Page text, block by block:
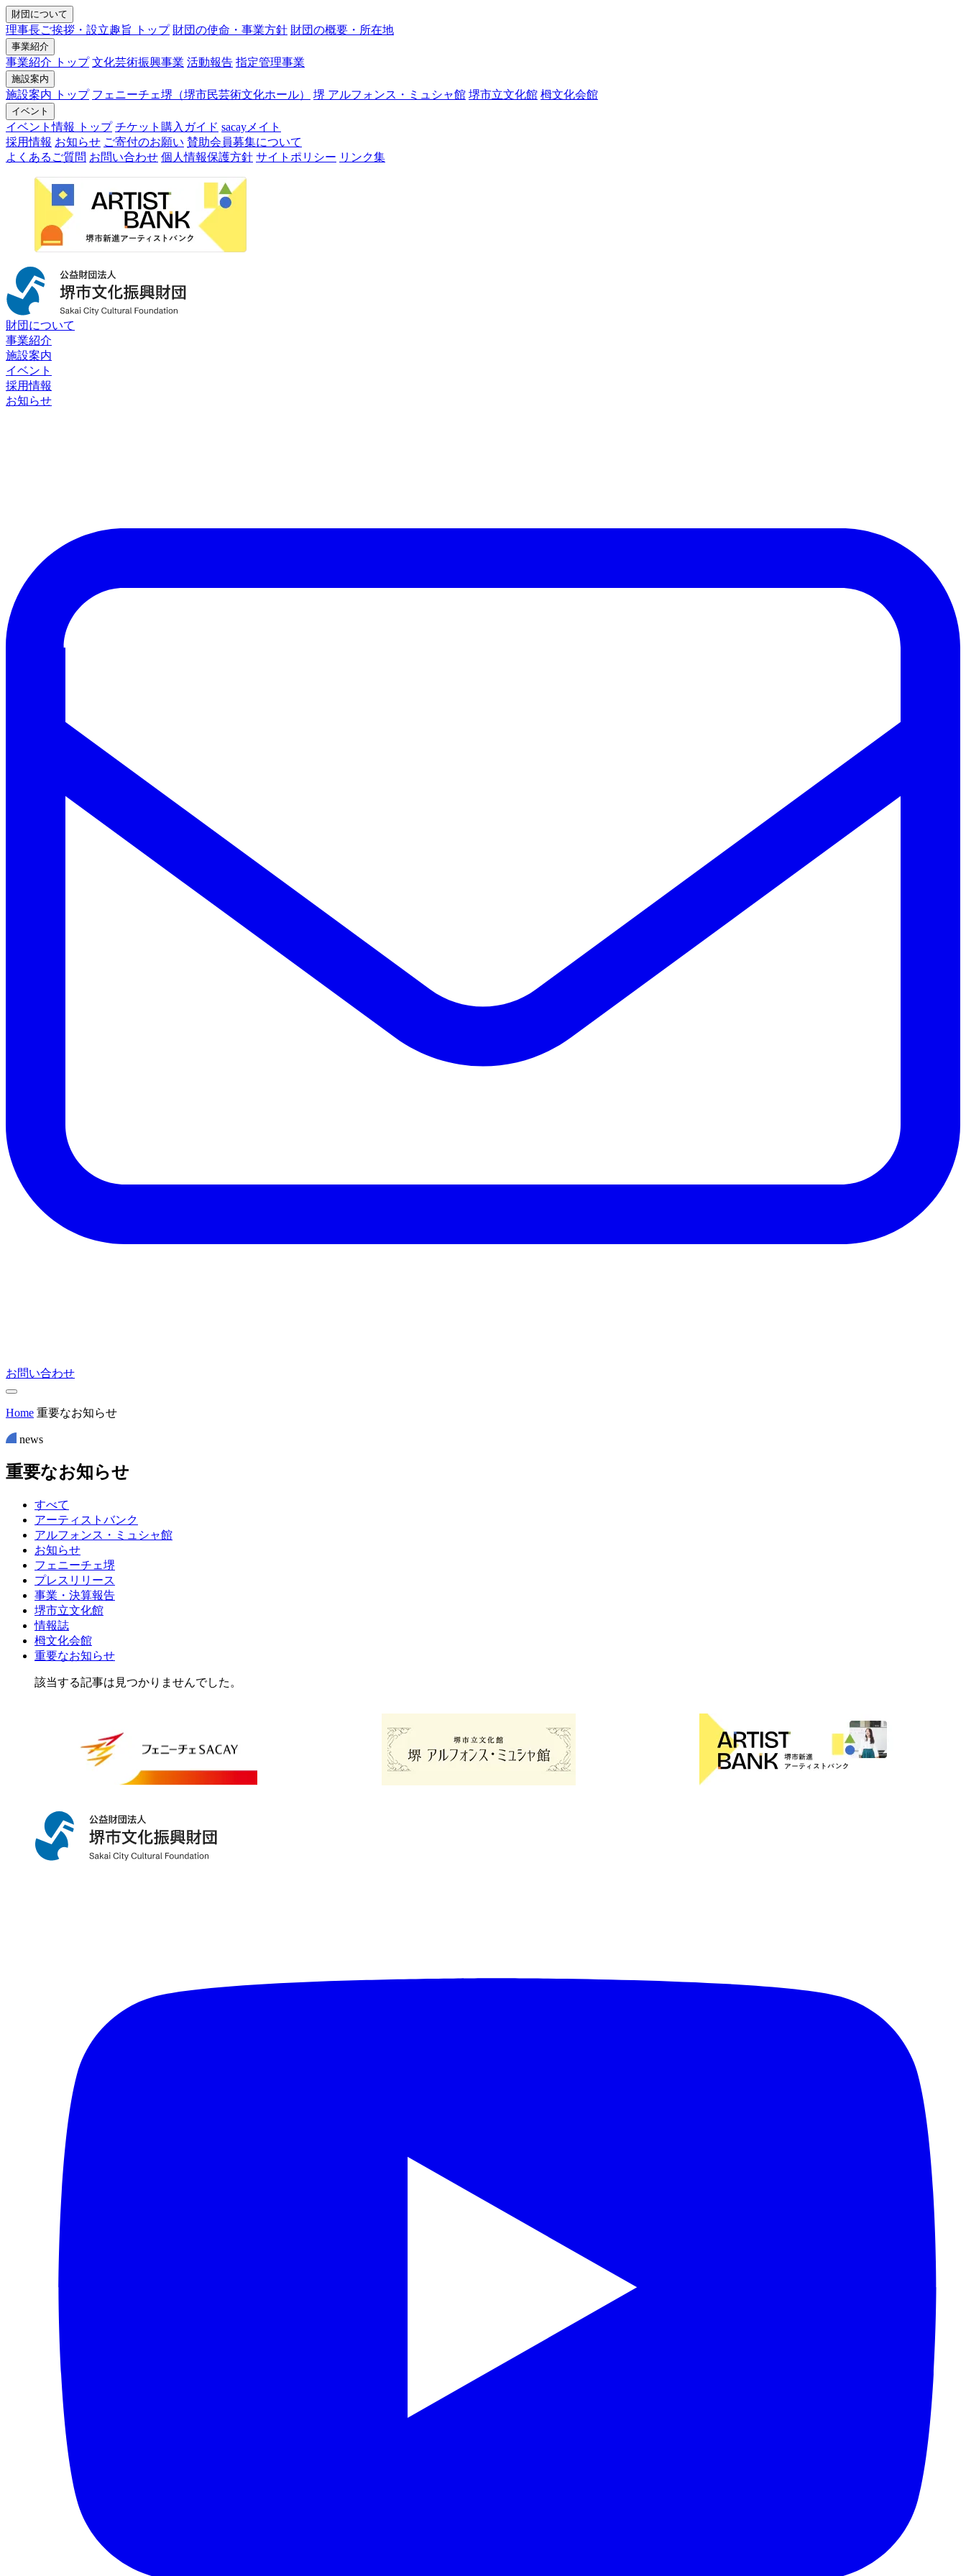
財団について
理事長ご挨拶・設立趣旨 トップ 財団の使命・事業方針 財団の概要・所在地
事業紹介
事業紹介 トップ 文化芸術振興事業 活動報告 指定管理事業
施設案内
施設案内 トップ フェニーチェ堺（堺市民芸術文化ホール） 堺 アルフォンス・ミュシャ館 堺市立文化館 栂文化会館
イベント
イベント情報 トップ チケット購入ガイド sacayメイト
採用情報 お知らせ ご寄付のお願い 賛助会員募集について
よくあるご質問 お問い合わせ 個人情報保護方針 サイトポリシー リンク集
財団について
事業紹介
施設案内
イベント
採用情報
お知らせ
お問い合わせ
Home 重要なお知らせ
news
重要なお知らせ
すべて
アーティストバンク
アルフォンス・ミュシャ館
お知らせ
フェニーチェ堺
プレスリリース
事業・決算報告
堺市立文化館
情報誌
栂文化会館
重要なお知らせ
該当する記事は見つかりませんでした。